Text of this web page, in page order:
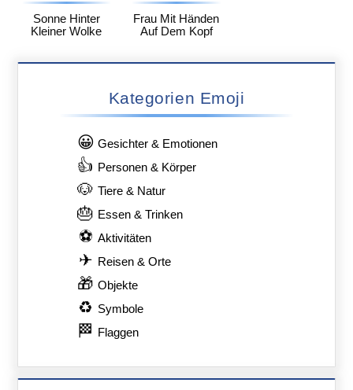
Sonne Hinter
Kleiner Wolke
Frau Mit Händen
Auf Dem Kopf
Kategorien Emoji
😀 Gesichter & Emotionen
👍 Personen & Körper
🐶 Tiere & Natur
🎂 Essen & Trinken
⚽ Aktivitäten
✈ Reisen & Orte
🎁 Objekte
♻ Symbole
🏁 Flaggen